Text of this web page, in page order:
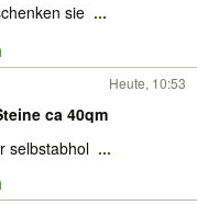
sie ...
Heute, 10:53
ca 40qm
selbstabhol ...